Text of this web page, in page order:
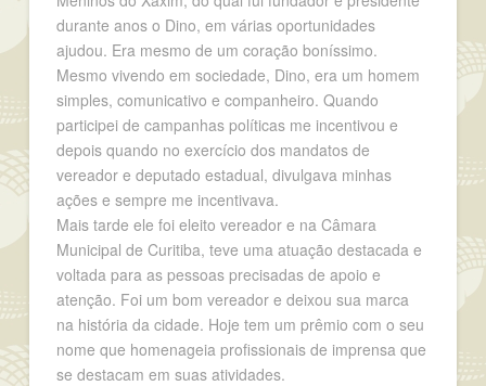
durante anos o Dino, em várias oportunidades
ajudou. Era mesmo de um coração boníssimo.
Mesmo vivendo em sociedade, Dino, era um homem
simples, comunicativo e companheiro. Quando
participei de campanhas políticas me incentivou e
depois quando no exercício dos mandatos de
vereador e deputado estadual, divulgava minhas
ações e sempre me incentivava.
Mais tarde ele foi eleito vereador e na Câmara
Municipal de Curitiba, teve uma atuação destacada e
voltada para as pessoas precisadas de apoio e
atenção. Foi um bom vereador e deixou sua marca
na história da cidade. Hoje tem um prêmio com o seu
nome que homenageia profissionais de imprensa que
se destacam em suas atividades.